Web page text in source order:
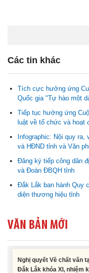
Các tin khác
Tích cực hưởng ứng
Quốc gia "Tự hào một
Tiếp tục hưởng ứng
luật về tổ chức và hoạt
Infographic: Nội quy
và HĐND tỉnh và Văn
Đăng ký tiếp công dân
và Đoàn ĐBQH tỉnh
Đắk Lắk ban hành Quy
diện thương hiệu tỉnh
VĂN BẢN MỚI
Nghị quyết Cho ý kiến
sách địa phương để
Nghị quyết về việc phân
công năm 2026 nguồn
Nghị quyết Về chất vấn